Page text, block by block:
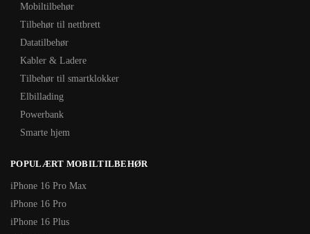
Mobiltilbehør
Tilbehør til nettbrett
Datatilbehør
Kabler & Ladere
Tilbehør til smartklokker
Elbillading
Powerbank
Smarte hjem
POPULÆRT MOBILTILBEHØR
iPhone 16 Pro Max
iPhone 16 Pro
iPhone 16 Plus